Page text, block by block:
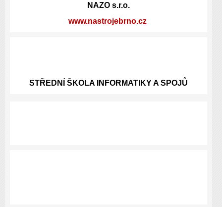
NAZO s.r.o.
www.nastrojebrno.cz
STŘEDNÍ ŠKOLA INFORMATIKY A SPOJŮ